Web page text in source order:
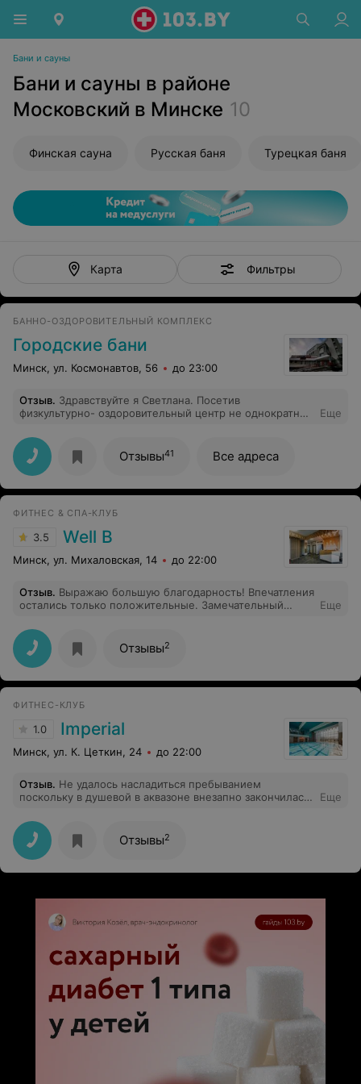
Бани и сауны
Бани и сауны в районе
Московский в Минске 10
Финская сауна Русская баня Турецкая баня
Карта Фильтры
БАННО-ОЗДОРОВИТЕЛЬНЫЙ КОМПЛЕКС
Городские бани
Минск, ул. Космонавтов, 56 до 23:00
Отзыв. Здравствуйте я Светлана. Посетив
физкультурно- оздоровительный центр не однократно,
клиентов на высоком уровне,рекомендую
оздоровиться всем в полном комплексе ФОЦ
Еще
Отзывы41 Все адреса
ФИТНЕС & СПА-КЛУБ
3.5 Well B
Минск, ул. Михаловская, 14 до 22:00
Отзыв. Выражаю большую благодарность! Впечатления
остались только положительные. Замечательный
только мне, но и моей дочери, посоветовали нужного
специалиста, и оказали помощь в записи на прием.
Очень доволен процедурой и результатами. С
удовольствием буду рекомендовать его всем своим
знакомым!
Еще
Отзывы2
ФИТНЕС-КЛУБ
1.0 Imperial
Минск, ул. К. Цеткин, 24 до 22:00
Отзыв. Не удалось насладиться пребыванием
поскольку в душевой в аквазоне внезапно закончилась
холодной, то вас это не должно смущать. Остальным
не рекомендую !
Еще
Отзывы2